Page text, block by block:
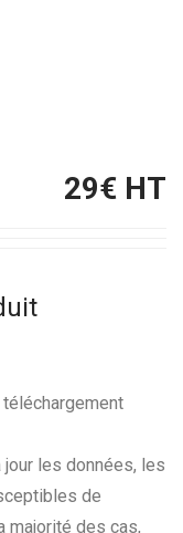
29€ HT
les données, les
de
majorité des cas,